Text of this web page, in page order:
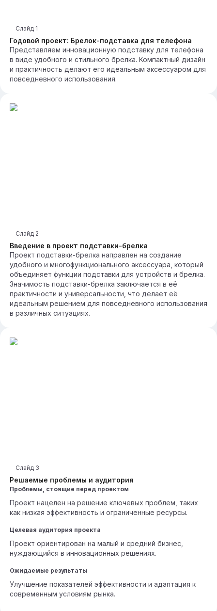
Годовой проект: Брелок-подставка для телефона
Слайд 1
Представляем инновационную подставку для телефона
в виде удобного и стильного брелка. Компактный дизайн
и практичность делают его идеальным аксессуаром для
повседневного использования.
Введение в проект подставки-брелка
Слайд 2
Проект подставки-брелка направлен на создание
удобного и многофункционального аксессуара, который
объединяет функции подставки для устройств и брелка.
Значимость подставки-брелка заключается в её
практичности и универсальности, что делает её
идеальным решением для повседневного использования
в различных ситуациях.
Решаемые проблемы и аудитория
Слайд 3
Проблемы, стоящие перед проектом
Проект нацелен на решение ключевых проблем, таких
как низкая эффективность и ограниченные ресурсы.
Целевая аудитория проекта
Проект ориентирован на малый и средний бизнес,
нуждающийся в инновационных решениях.
Ожидаемые результаты
Улучшение показателей эффективности и адаптация к
современным условиям рынка.